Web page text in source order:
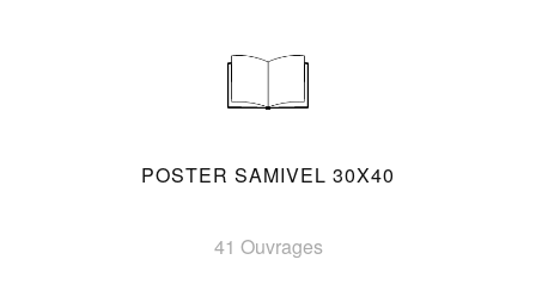
POSTER SAMIVEL 30X40
41 Ouvrages